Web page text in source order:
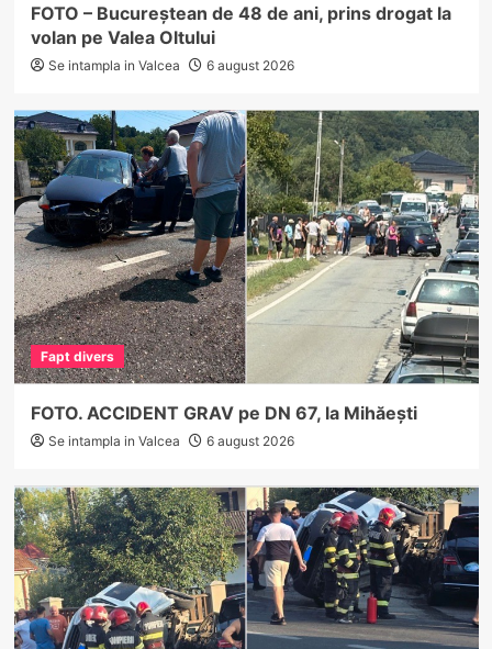
FOTO – Bucureștean de 48 de ani, prins drogat la
volan pe Valea Oltului
Se intampla in Valcea 6 august 2026
Fapt divers
FOTO. ACCIDENT GRAV pe DN 67, la Mihăești
Se intampla in Valcea 6 august 2026